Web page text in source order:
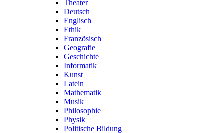
Theater
Deutsch
Englisch
Ethik
Französisch
Geografie
Geschichte
Informatik
Kunst
Latein
Mathematik
Musik
Philosophie
Physik
Politische Bildung